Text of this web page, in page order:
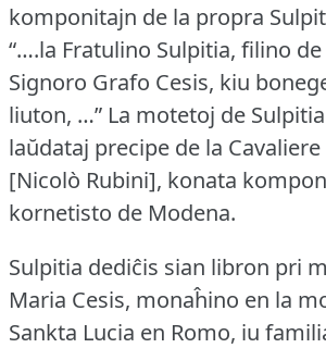
komponitajn de la propra
“….la Fratulino Sulpitia, filino
Signoro Grafo Cesis, kiu
liuton, …” La motetoj de
laŭdataj precipe de la
[Nicolò Rubini], konata
kornetisto de Modena.
Sulpitia dediĉis sian libron pri
Maria Cesis, monaĥino en la
Sankta Lucia en Romo, iu